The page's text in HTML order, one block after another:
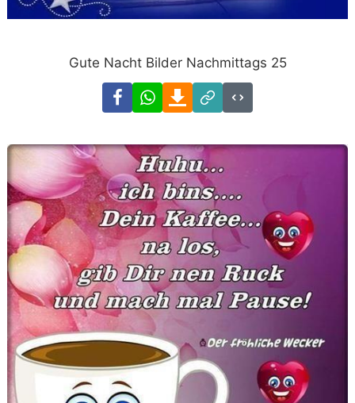
Gute Nacht Bilder Nachmittags 25
FacebookWhatsAppDownload
Link
Code